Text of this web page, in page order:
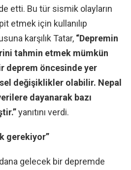
etti. Bu tür sismik olayların
etmek için kullanılıp
karşılık Tatar, “Depremin
tahmin etmek mümkün
deprem öncesinde yer
değişiklikler olabilir. Nepal
dayanarak bazı
yanıtını verdi.
gerekiyor”
gelecek bir depremde